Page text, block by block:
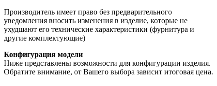
Производитель имеет право без предварительного
уведомления вносить изменения в изделие, которые не
ухудшают его технические характеристики (фурнитура и
другие комплектующие)
Конфигурация модели
Ниже представлены возможности для конфигурации изделия.
Обратите внимание, от Вашего выбора зависит итоговая цена.